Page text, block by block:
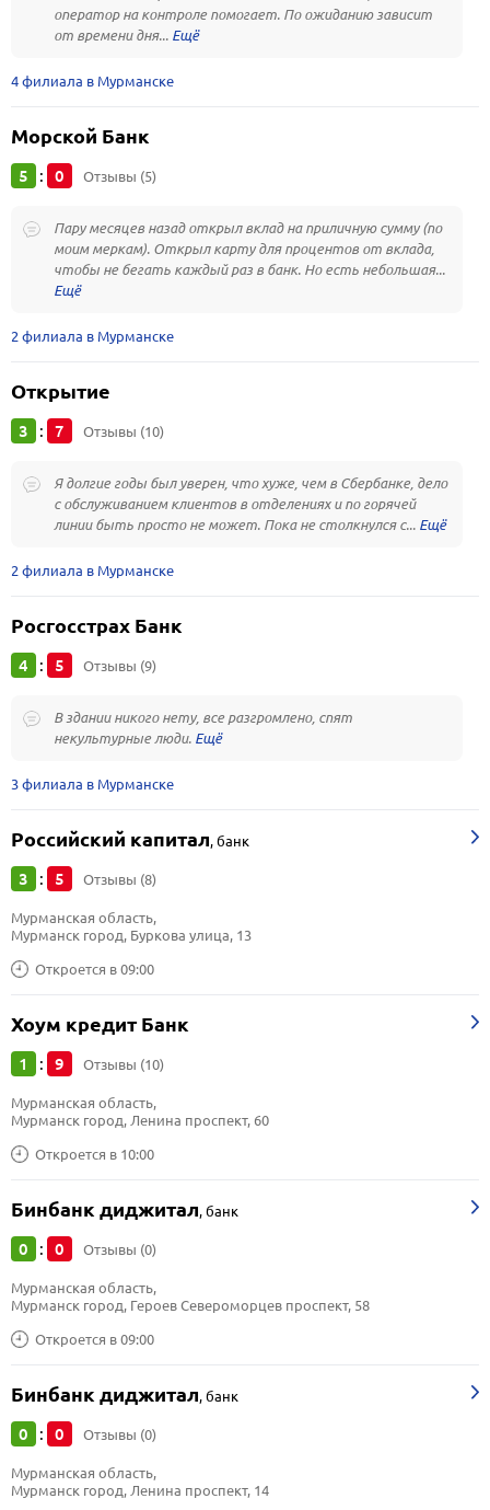
оператор на контроле помогает. По ожиданию зависит
от времени дня...
4 филиала в Мурманске
Морской Банк
5 : 0 Отзывы (5)
Пару месяцев назад открыл вклад на приличную сумму (по
моим меркам). Открыл карту для процентов от вклада,
чтобы не бегать каждый раз в банк. Но есть небольшая...
2 филиала в Мурманске
Открытие
3 : 7 Отзывы (10)
Я долгие годы был уверен, что хуже, чем в Сбербанке, дело
с обслуживанием клиентов в отделениях и по горячей
линии быть просто не может. Пока не столкнулся с...
2 филиала в Мурманске
Росгосстрах Банк
4 : 5 Отзывы (9)
В здании никого нету, все разгромлено, спят
некультурные люди.
3 филиала в Мурманске
Российский капитал,банк
3 : 5 Отзывы (8)
Откроется в 09:00
Мурманская область,
Мурманск город, Буркова улица, 13
Хоум кредит Банк
1 : 9 Отзывы (10)
Откроется в 10:00
Мурманская область,
Мурманск город, Ленина проспект, 60
Бинбанк диджитал,банк
0 : 0 Отзывы (0)
Откроется в 09:00
Мурманская область,
Мурманск город, Героев Североморцев проспект, 58
Бинбанк диджитал,банк
0 : 0 Отзывы (0)
Мурманская область,
Мурманск город, Ленина проспект, 14